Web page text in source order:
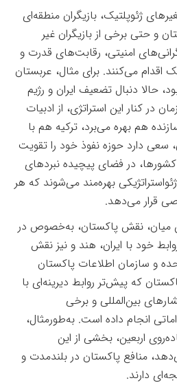
ژئوپلتیک، بازیگران منطقه‌ای
و حتی برخی از بازیگران غیر
امنیتی، رقابت‌های قدرت و
اقدام می‌کنند. برای مثال، عربستان
حالا دنبال تضعیف ایران و رژیم
در کنار این استراتژی، از ادبیات
هم بهره می‌برد، ترکیه هم با
سعی دارد حوزه نفوذ خود را تقویت
در فضای پیچیده نبردهای
بهره‌مند می‌شوند که هر
قرار می‌دهد.
میان، نقش پاکستان، به‌خصوص در
خود با ایران، هند و نیز نقش
و سازمان اطلاعات پاکستان
که پیش‌تر روابط دیرینه‌ای با
بین‌المللی و برخی
انجام داده است. به‌طورمثال،
اربعین، بخشی از این
منافع پاکستان در بلندمدت و
دارند.